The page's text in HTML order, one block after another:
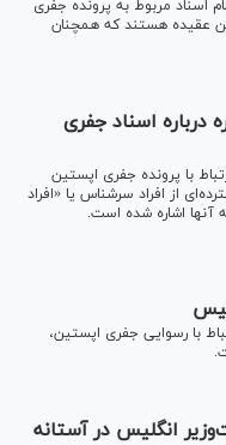
اسناد مربوط به پرونده جفری
عقیده هستند که همچنان
درباره اسناد جفری
با پرونده جفری اپستین
از افراد سرشناس یا «افراد
اشاره شده است.
با رسوایی جفری اپستین،
انگلیس در آستانه